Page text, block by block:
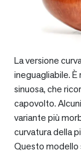
La versione
ineguagliabile.
sinuosa, che
capovolto.
variante più
curvatura della
Questo modello